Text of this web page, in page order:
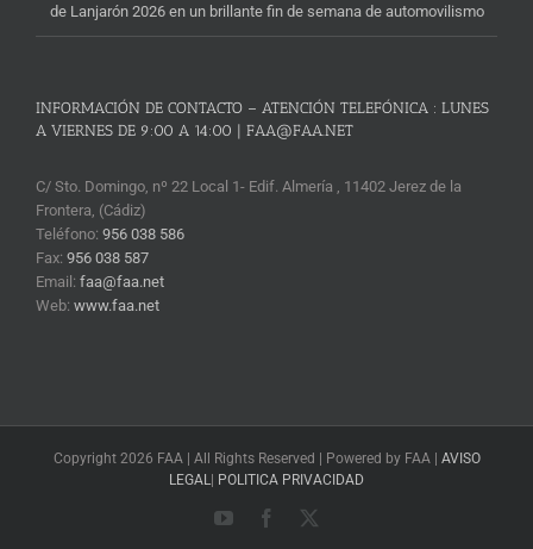
de Lanjarón 2026 en un brillante fin de semana de automovilismo
INFORMACIÓN DE CONTACTO – ATENCIÓN TELEFÓNICA : LUNES
A VIERNES DE 9:00 A 14:00 | FAA@FAA.NET
C/ Sto. Domingo, nº 22 Local 1- Edif. Almería , 11402 Jerez de la
Frontera, (Cádiz)
Teléfono: 956 038 586
Fax: 956 038 587
Email: faa@faa.net
Web: www.faa.net
Copyright 2026 FAA | All Rights Reserved | Powered by FAA | AVISO
LEGAL | POLITICA PRIVACIDAD
YouTubeFacebook